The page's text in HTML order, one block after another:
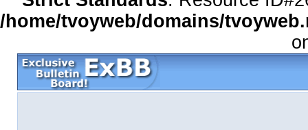
/home/tvoyweb/domains/